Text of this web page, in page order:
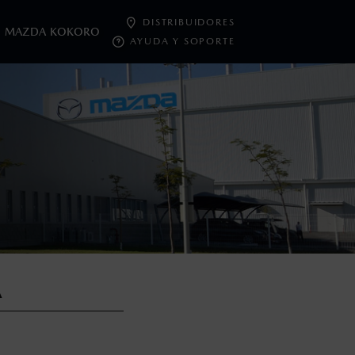
MAZDA KOKORO
DISTRIBUIDORES
AYUDA Y SOPORTE
de los Estados Unidos Mexicanos, incluyen: I.V.A., e
Mazda de México, se reserva el derecho de